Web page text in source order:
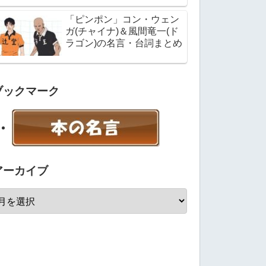
「ピンポン」コン・ウェン
ガ(チャイナ)＆風間竜一(ド
ラゴン)の名言・台詞まとめ
ックマーク
ーカイブ